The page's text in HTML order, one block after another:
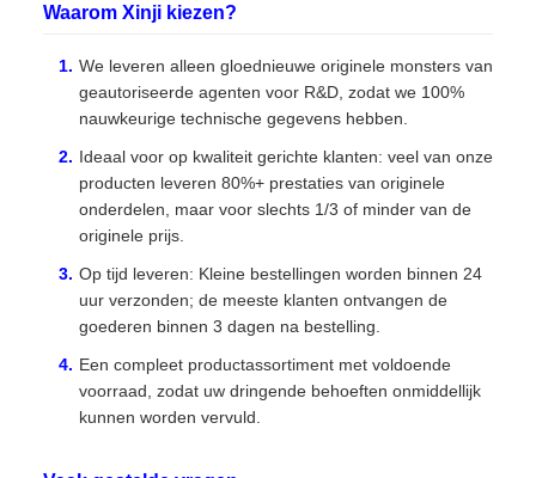
Waarom Xinji kiezen?
We leveren alleen gloednieuwe originele monsters van
geautoriseerde agenten voor R&D, zodat we 100%
nauwkeurige technische gegevens hebben.
Ideaal voor op kwaliteit gerichte klanten: veel van onze
producten leveren 80%+ prestaties van originele
onderdelen, maar voor slechts 1/3 of minder van de
originele prijs.
Op tijd leveren: Kleine bestellingen worden binnen 24
uur verzonden; de meeste klanten ontvangen de
goederen binnen 3 dagen na bestelling.
Een compleet productassortiment met voldoende
voorraad, zodat uw dringende behoeften onmiddellijk
kunnen worden vervuld.